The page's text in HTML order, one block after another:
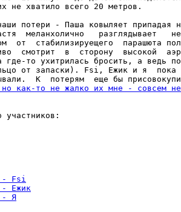
не хватило всего 20 метров.
потери - Паша ковыляет припадая
меланхолично   разглядывает
от  стабилизируещего  парашюта
смотрит  в  сторону  высокой
где-то ухитрилась бросить, а ведь
от запаски). Fsi, Ежик и я  пока
как-то не жалко их мне - совсем
- Fsi
- Ежик
- Я